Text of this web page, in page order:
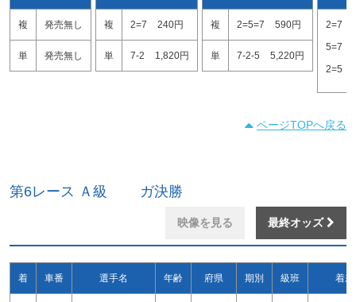
複 発売無し
単 発売無し
複 2=7 240円
単 7-2 1,820円
複 2=5=7 590円
単 7-2-5 5,220円
2=7
5=7
2=5
ページTOPへ戻る
第6レース Ａ級 ガ決勝
映像を見る 最終オッズ
着 車番 選手名 年齢 府県 期別 級班 着差